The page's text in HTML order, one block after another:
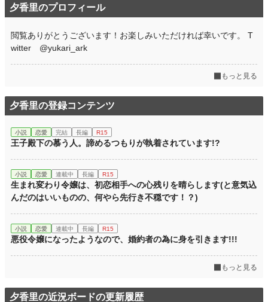
年間ポイント 21,408 pt (19,213 位)
累計ポイント 426,195 pt (11,838 位)
夕香里のプロフィール
閲覧ありがとうございます！お楽しみいただければ幸いです。 T
witter @yukari_ark
もっと見る
夕香里の登録コンテンツ
小説 恋愛 完結 長編 R15
王子殿下の慕う人。諦めるつもりが執着されています!?
小説 恋愛 連載中 長編 R15
生まれ変わり令嬢は、初恋相手への心残りを晴らします(と意気込
んだのはいいものの、何やら先行き不穏です！？)
小説 恋愛 連載中 長編 R15
悪役令嬢になったようなので、婚約者の為に身を引きます!!!
もっと見る
夕香里の近況ボードの更新履歴